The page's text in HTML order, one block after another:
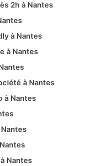
2h à Nantes
à Nantes
à Nantes
à Nantes
à Nantes
Nantes